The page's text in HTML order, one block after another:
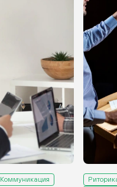
Коммуникация